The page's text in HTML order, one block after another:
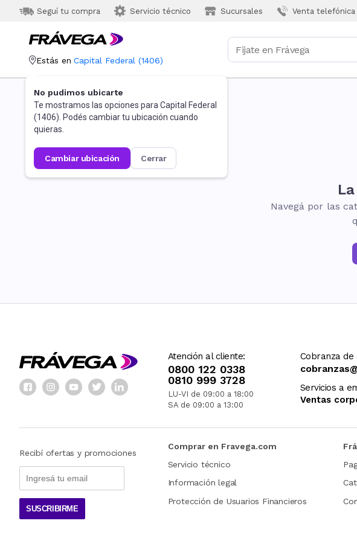
Seguí tu compra Servicio técnico Sucursales Venta telefónica
Estás en Capital Federal (1406)
No pudimos ubicarte
Te mostramos las opciones para Capital Federal
(1406). Podés cambiar tu ubicación cuando
quieras.
cambiar ubicación cerrar
Navegá por las
Atención al cliente:
0800 122 0338
0810 999 3728
LU-VI de 09:00 a 18:00
SA de 09:00 a 13:00
Cobranza de
Servicios a
Ventas
Recibí ofertas y promociones
SUSCRIBIRME
Comprar en Fravega.com
Servicio técnico
Información legal
Protección de Usuarios Financieros